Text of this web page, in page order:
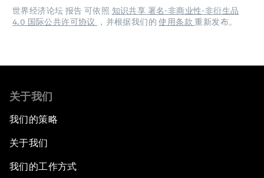
世界经济论坛 报告 可依照 知识共享 署名-非商业性-非衍生品
4.0 国际公共许可协议
，并根据我们的使用条款重新发布。
关于我们
我们的策略
关于我们
我们的工作方式